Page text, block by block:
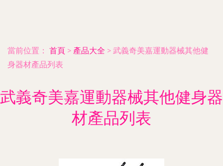
當前位置： 首頁 > 產品大全 > 武義奇美嘉運動器械其他健
身器材產品列表
武義奇美嘉運動器械其他健身器
材產品列表